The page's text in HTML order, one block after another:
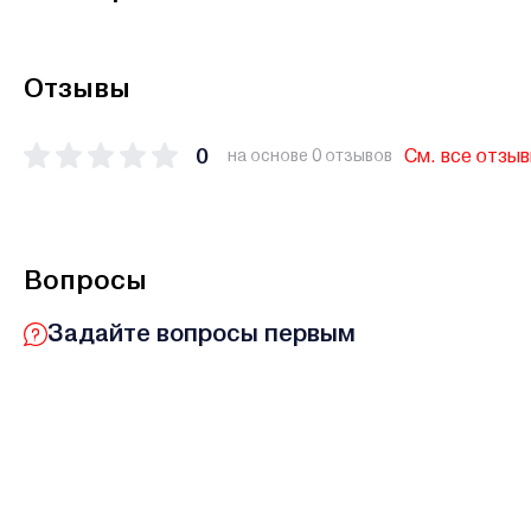
Отзывы
0 на основе 0 отзывов См. все
Вопросы
Задайте вопросы первым